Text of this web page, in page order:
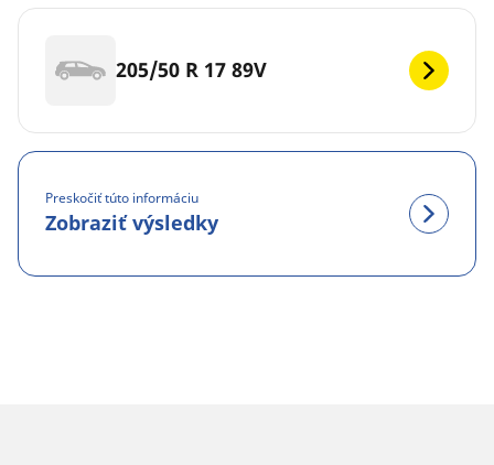
205/50 R 17 89V
Preskočiť túto informáciu
Zobraziť výsledky